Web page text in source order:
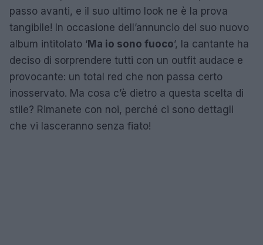
passo avanti, e il suo ultimo look ne è la prova
tangibile! In occasione dell’annuncio del suo nuovo
album intitolato ‘Ma io sono fuoco’, la cantante ha
deciso di sorprendere tutti con un outfit audace e
provocante: un total red che non passa certo
inosservato. Ma cosa c’è dietro a questa scelta di
stile? Rimanete con noi, perché ci sono dettagli
che vi lasceranno senza fiato!